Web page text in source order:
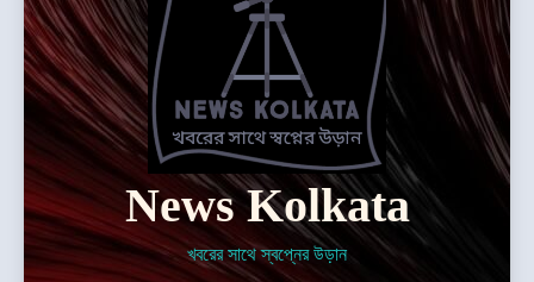
News Kolkata
খবরের সাথে স্বপ্নের উড়ান